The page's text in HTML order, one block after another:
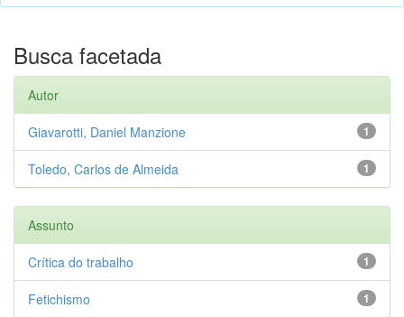
Busca facetada
Autor
1
Giavarotti, Daniel Manzione
1
Toledo, Carlos de Almeida
Assunto
1
Crítica do trabalho
1
Fetichismo